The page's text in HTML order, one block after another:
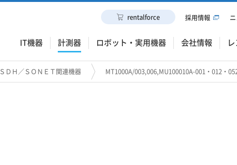
IT機器 計測器 ロボット・実用機器 会社情報
rentalforce 採用情報
ＳＤＨ／ＳＯＮＥＴ関連機器 MT1000A/003,006,MU100010A-001・012・